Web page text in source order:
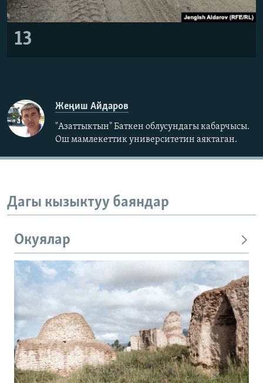
13
Жеңиш Айдаров
"Азаттыктын" Баткен облусундагы кабарчысы.
Ош мамлекеттик университетин аяктаган.
Дагы кызыктуу баяндар
Окуялар